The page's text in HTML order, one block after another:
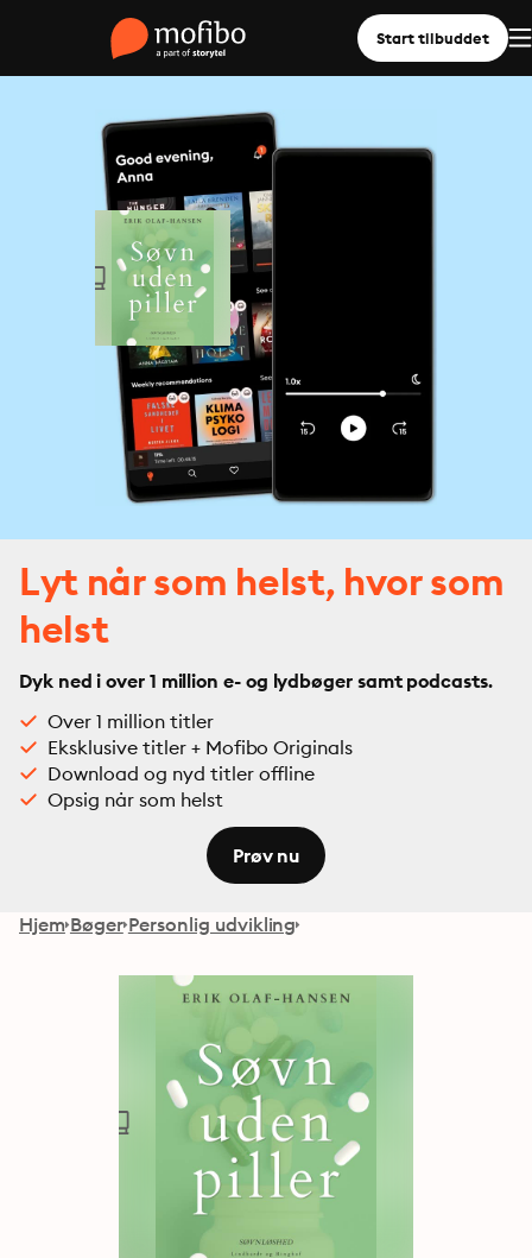
Start tilbuddet
Lyt når som helst, hvor som
helst
Dyk ned i over 1 million e- og lydbøger samt podcasts.
Over 1 million titler
Eksklusive titler + Mofibo Originals
Download og nyd titler offline
Opsig når som helst
Prøv nu
Hjem Bøger Personlig udvikling